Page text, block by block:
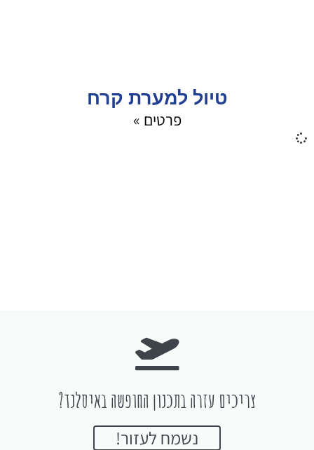
טיול למערת קרח
פרטים »
צריכים עזרה בתכנון החופשה באיסלנד?
נשמח לעזור!